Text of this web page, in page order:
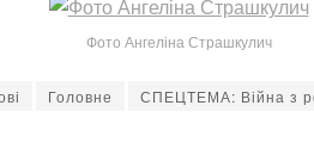
Фото Ангеліна Страшкулич
Головне СПЕЦТЕМА: Війна з